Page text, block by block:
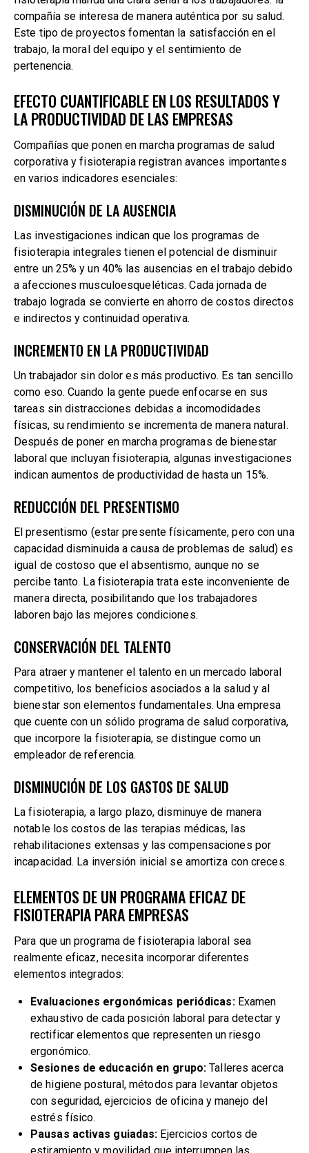
compañía se interesa de manera auténtica por su salud.
Este tipo de proyectos fomentan la satisfacción en el
trabajo, la moral del equipo y el sentimiento de
pertenencia.
EFECTO CUANTIFICABLE EN LOS RESULTADOS Y
LA PRODUCTIVIDAD DE LAS EMPRESAS
Compañías que ponen en marcha programas de salud
corporativa y fisioterapia registran avances importantes
en varios indicadores esenciales:
DISMINUCIÓN DE LA AUSENCIA
Las investigaciones indican que los programas de
fisioterapia integrales tienen el potencial de disminuir
entre un 25% y un 40% las ausencias en el trabajo debido
a afecciones musculoesqueléticas. Cada jornada de
trabajo lograda se convierte en ahorro de costos directos
e indirectos y continuidad operativa.
INCREMENTO EN LA PRODUCTIVIDAD
Un trabajador sin dolor es más productivo. Es tan sencillo
como eso. Cuando la gente puede enfocarse en sus
tareas sin distracciones debidas a incomodidades
físicas, su rendimiento se incrementa de manera natural.
Después de poner en marcha programas de bienestar
laboral que incluyan fisioterapia, algunas investigaciones
indican aumentos de productividad de hasta un 15%.
REDUCCIÓN DEL PRESENTISMO
El presentismo (estar presente físicamente, pero con una
capacidad disminuida a causa de problemas de salud) es
igual de costoso que el absentismo, aunque no se
percibe tanto. La fisioterapia trata este inconveniente de
manera directa, posibilitando que los trabajadores
laboren bajo las mejores condiciones.
CONSERVACIÓN DEL TALENTO
Para atraer y mantener el talento en un mercado laboral
competitivo, los beneficios asociados a la salud y al
bienestar son elementos fundamentales. Una empresa
que cuente con un sólido programa de salud corporativa,
que incorpore la fisioterapia, se distingue como un
empleador de referencia.
DISMINUCIÓN DE LOS GASTOS DE SALUD
La fisioterapia, a largo plazo, disminuye de manera
notable los costos de las terapias médicas, las
rehabilitaciones extensas y las compensaciones por
incapacidad. La inversión inicial se amortiza con creces.
ELEMENTOS DE UN PROGRAMA EFICAZ DE
FISIOTERAPIA PARA EMPRESAS
Para que un programa de fisioterapia laboral sea
realmente eficaz, necesita incorporar diferentes
elementos integrados:
Evaluaciones ergonómicas periódicas:Examen
exhaustivo de cada posición laboral para detectar y
rectificar elementos que representen un riesgo
ergonómico.
Sesiones de educación en grupo: Talleres acerca
de higiene postural, métodos para levantar objetos
con seguridad, ejercicios de oficina y manejo del
estrés físico.
Pausas activas guiadas: Ejercicios cortos de